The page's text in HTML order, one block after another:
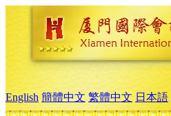
English 簡體中文 繁體中文 日本語